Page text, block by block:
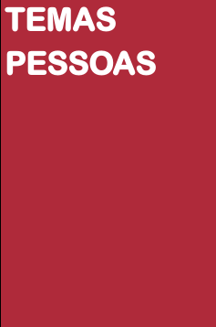
TEMAS
PESSOAS